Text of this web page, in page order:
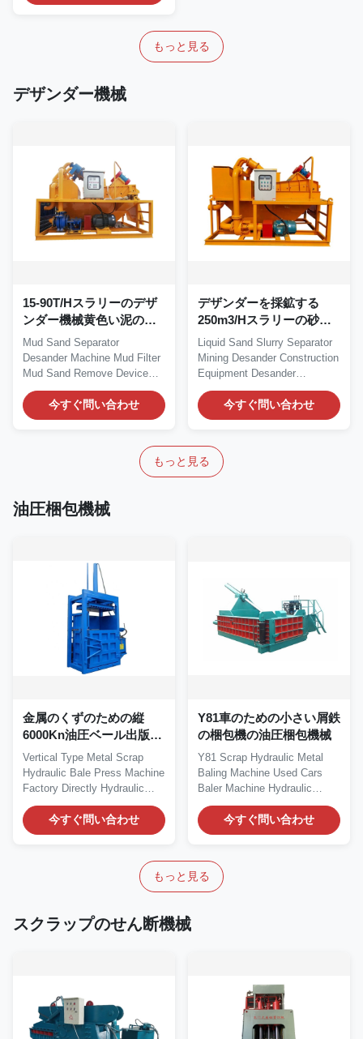
もっと見る
デザンダー機械
15-90T/Hスラリーのデザ
ンダー機械黄色い泥の砂
の分離器
Mud Sand Separator
Desander Machine Mud Filter
Mud Sand Remove Device
The mud sand separator is
a...
今すぐ問い合わせ
デザンダーを採鉱する
250m3/Hスラリーの砂の
分離器機械構造
Liquid Sand Slurry Separator
Mining Desander Construction
Equipment Desander
Structure of...
今すぐ問い合わせ
もっと見る
油圧梱包機械
金属のくずのための縦
6000Kn油圧ベール出版物
機械
Vertical Type Metal Scrap
Hydraulic Bale Press Machine
Factory Directly Hydraulic
Bale Press...
今すぐ問い合わせ
Y81車のための小さい屑鉄
の梱包機の油圧梱包機械
Y81 Scrap Hydraulic Metal
Baling Machine Used Cars
Baler Machine Hydraulic
Metal Baling Machine...
今すぐ問い合わせ
もっと見る
スクラップのせん断機械